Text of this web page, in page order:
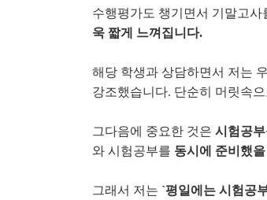
수행평가도 챙기면서 기말고사
욱 짧게 느껴집니다.
해 당 학생과 상담하면서 저는
강조했습니다. 단순히 머릿속
그다음에 중요한 것은 시험공
와 시험공부를 동시에 준비했
그래서 저는 `평일에는 시험공